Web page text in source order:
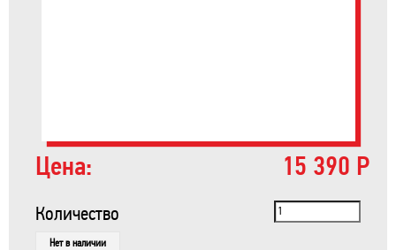
Цена: 15 390 Р
Количество
Нет в наличии